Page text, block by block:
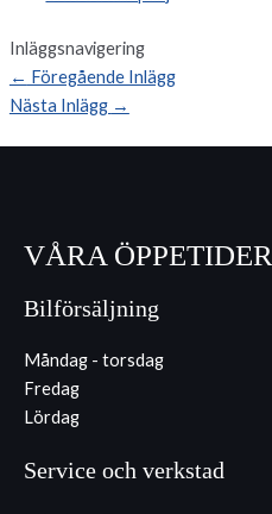
Inläggsnavigering
← Föregående Inlägg
Nästa Inlägg →
VÅRA ÖPPETIDER
Bilförsäljning
Måndag - torsdag
Fredag
Lördag
Service och verkstad